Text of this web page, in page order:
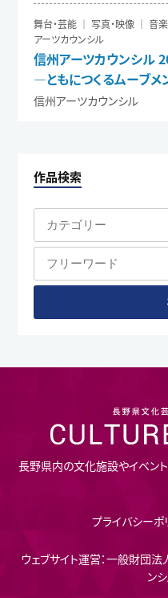
舞台・芸能 ｜ 写真・映像 ｜ 音
アーツカウンシル
信州アーツカウンシル
―ともにつくるムーブメ
信州アーツカウンシル
作品検索
長野県内の文化施設やイベン
プライバシーポ
ウェブサイト運営：一般財団
ン